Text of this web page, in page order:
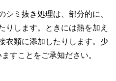
シミ抜き処理は、部分的に、
りします。ときには熱を加え
衣類に添加したりします。少
すことをご承知ださい。